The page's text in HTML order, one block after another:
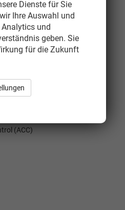
(ACC)
Dienste für Sie
Ihre Auswahl und
und
geben. Sie
für die Zukunft